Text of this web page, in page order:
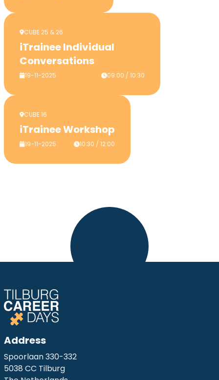
CUBE 25 & 26
iTrainee Individual
Conversations
19-11-2025 09:00 / 10:30
CUBE 16
iTrainee Workshop
19-11-2025 10:30 / 12:00
Address
Spoorlaan 330-332
5038 CC Tilburg